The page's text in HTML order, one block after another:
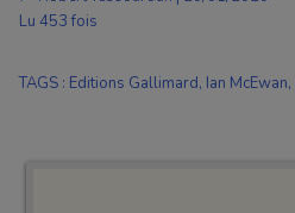
Lu 453 fois
TAGS : Editions Gallimard, Ian McEwan,